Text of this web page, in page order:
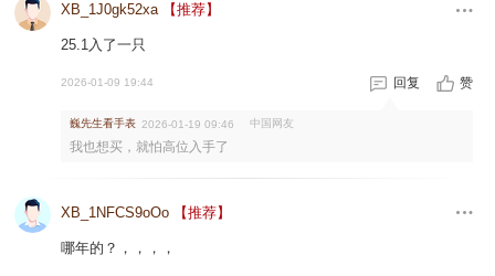
XB_1J0gk52xa 【推荐】
25.1入了一只
2026-01-09 19:44 回复 赞
巍先生看手表 2026-01-19 09:46 中国网友
我也想买，就怕高位入手了
XB_1NFCS9oOo 【推荐】
哪年的？，，，，